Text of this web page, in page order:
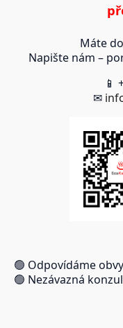
Máte
Napište nám –
📱
✉
🟢 Odpovídáme
🟢 Nezávazná